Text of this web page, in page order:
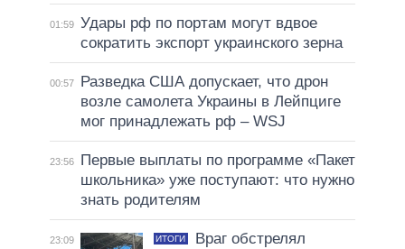
01:59 Удары рф по портам могут вдвое
сократить экспорт украинского зерна
00:57
Разведка США допускает, что дрон
возле самолета Украины в Лейпциге
мог принадлежать рф – WSJ
23:56
Первые выплаты по программе «Пакет
школьника» уже поступают: что нужно
знать родителям
23:09 ИТОГИ
Враг обстрелял